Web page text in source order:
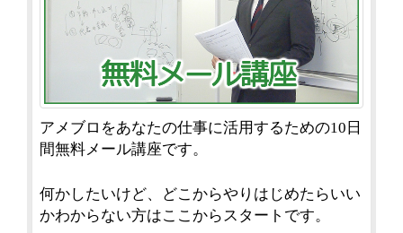
アメブロをあなたの仕事に活用するための10日
間無料メール講座です。
何かしたいけど、どこからやりはじめたらいい
かわからない方はここからスタートです。